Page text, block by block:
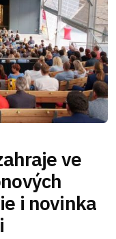
ve
i novinka